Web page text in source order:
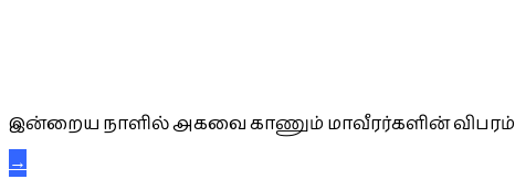
இன்றைய நாளில் அகவை காணும் மாவீரர்களின் விபரம்
→